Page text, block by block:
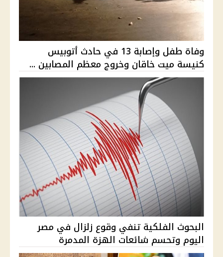
وفاة طفل وإصابة 13 في حادث أتوبيس
كنيسة ميت خاقان وخروج معظم المصابين ...
البحوث الفلكية تنفي وقوع زلزال في مصر
اليوم وتحسم شائعات الهزة المدمرة